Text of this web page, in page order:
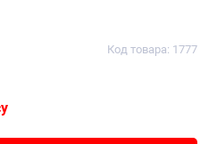
Код товара: 1777